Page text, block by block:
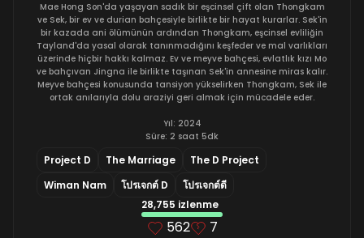
Mae Hong Son'da yaşayan sadık bir eşcinsel çift olan Thongkam
ve Sek, bir ev ve durian bahçesiyle birlikte bir hayat kurarlar. Sek'in
bir kazada ani ölümünün ardından Thongkam, eşcinsel evliliğin
Tayland'da yasal olarak tanınmadığını keşfeder ve mal varlıkları
üzerinde hiçbir hakkı kalmaz. Ev ve meyve bahçesi, evlatlık kızı Mo
ve bahçıvan Jingna ile birlikte taşınan Sek'in annesine miras kalır.
Meyve bahçesi konusunda tansiyon yükselirken Thongkam, Sek ile
ortak anılarıyla dolu araziyi geri almak için mücadele eder.
Yıl: 2024
Süre: 2 saat 5dk
Project D The Marriage
The D Project
Wiman Nam
โปรเจกต์ D
โปรเจกต์ดี
28,755 izlenme
562 7